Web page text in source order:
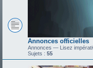
Annonces officielles
Annonces — Lisez
Sujets : 55